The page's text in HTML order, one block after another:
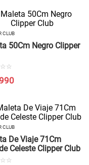
CLUB
50Cm Negro Clipper
☆ ☆
CLUB
De Viaje 71Cm
Celeste Clipper Club
☆ ☆